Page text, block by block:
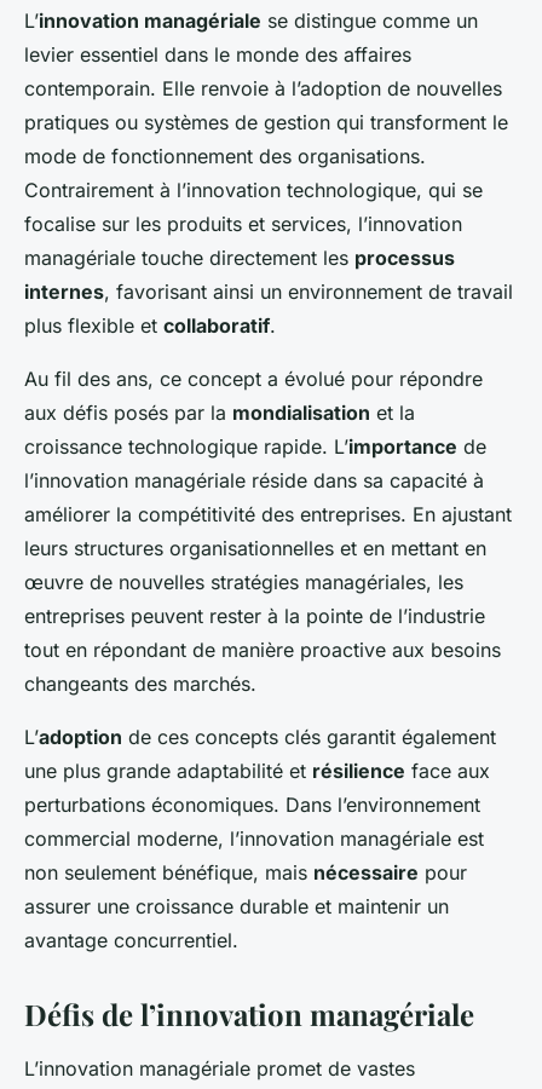
L’innovation managériale se distingue comme un
levier essentiel dans le monde des affaires
contemporain. Elle renvoie à l’adoption de nouvelles
pratiques ou systèmes de gestion qui transforment le
mode de fonctionnement des organisations.
Contrairement à l’innovation technologique, qui se
focalise sur les produits et services, l’innovation
managériale touche directement les processus
internes, favorisant ainsi un environnement de travail
plus flexible et collaboratif.
Au fil des ans, ce concept a évolué pour répondre
aux défis posés par la mondialisation et la
croissance technologique rapide. L’importance de
l’innovation managériale réside dans sa capacité à
améliorer la compétitivité des entreprises. En ajustant
leurs structures organisationnelles et en mettant en
œuvre de nouvelles stratégies managériales, les
entreprises peuvent rester à la pointe de l’industrie
tout en répondant de manière proactive aux besoins
changeants des marchés.
L’adoption de ces concepts clés garantit également
une plus grande adaptabilité et résilience face aux
perturbations économiques. Dans l’environnement
commercial moderne, l’innovation managériale est
non seulement bénéfique, mais nécessaire pour
assurer une croissance durable et maintenir un
avantage concurrentiel.
Défis de l’innovation managériale
L’innovation managériale promet de vastes